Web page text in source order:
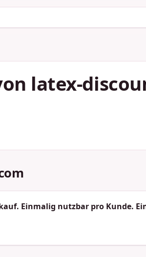
latex-
Einmalig nutzbar pro Kunde.